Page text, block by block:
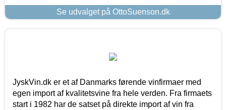
Se udvalget på OttoSuenson.dk
JyskVin.dk er et af Danmarks førende vinfirmaer med
egen import af kvalitetsvine fra hele verden. Fra firmaets
start i 1982 har de satset på direkte import af vin fra